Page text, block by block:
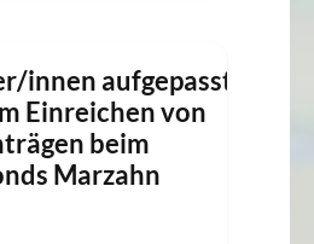
innen aufgepasst!
Einreichen von
beim
Marzahn